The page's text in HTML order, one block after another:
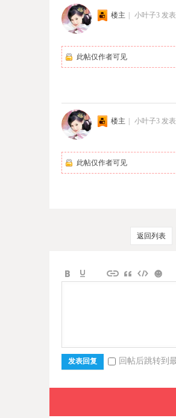
楼主 | 小叶子3 发
此帖仅作者可见
楼主 | 小叶子3 发
此帖仅作者可见
返回列表
发表回复 回帖后跳转到